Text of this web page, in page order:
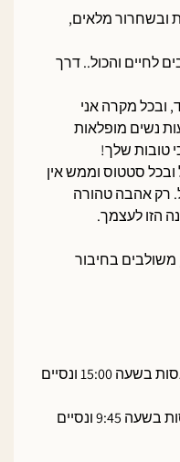
ובשחרור מלאים,
לחיים והכול.. דרך
ובכל מקרה אני
נשים מופלאות
טובות שלך!
ובכל סטטוס וממש אין
רק אהבה טהורה
הזו לעצמך.
משולבים בחיבור
יום חמישי ה 27/6 – נתחיל בהתכנסות בשעה 15:00 ונסיים
יום שישי ה 28/6 – נתחיל בהתכנסות בשעה 9:45 ונסיים